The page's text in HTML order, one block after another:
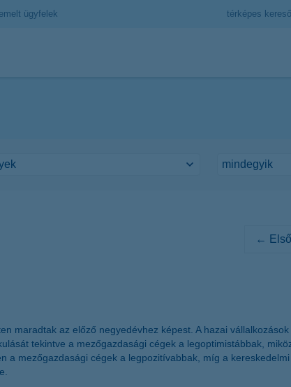
ügyfelek térképes kereső
← Első
maradtak az előző negyedévhez képest. A hazai
tekintve a mezőgazdasági cégek a legoptimistábbak,
a mezőgazdasági cégek a legpozitívabbak, míg a